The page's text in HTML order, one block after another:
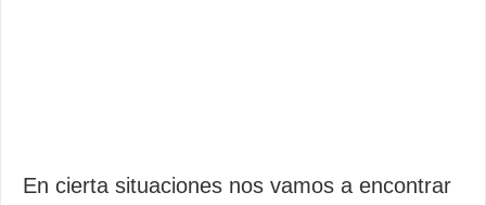
En cierta situaciones nos vamos a encontrar